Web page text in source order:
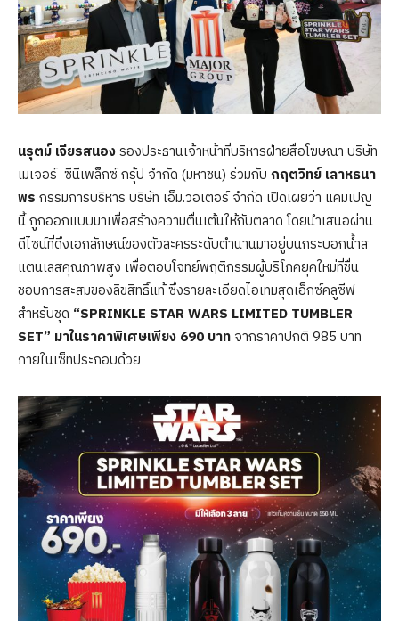
นรุตม์ เจียรสนองรองประธานเจ้าหน้าที่บริหารฝ่ายสื่อโฆษณา บริษัท
เมเจอร์ ซีนีเพล็กซ์ กรุ้ป จำกัด (มหาชน) ร่วมกับ กฤตวิทย์ เลาหธนา
พร กรรมการบริหาร บริษัท เอ็ม.วอเตอร์ จำกัด เปิดเผยว่า แคมเปญ
นี้ ถูกออกแบบมาเพื่อสร้างความตื่นเต้นให้กับตลาด โดยนำเสนอผ่าน
ดีไซน์ที่ดึงเอกลักษณ์ของตัวละครระดับตำนานมาอยู่บนกระบอกน้ำส
แตนเลสคุณภาพสูง เพื่อตอบโจทย์พฤติกรรมผู้บริโภคยุคใหม่ที่ชื่น
ชอบการสะสมของลิขสิทธิ์แท้ ซึ่งรายละเอียดไอเทมสุดเอ็กซ์คลูซีฟ
สำหรับชุด “SPRINKLE STAR WARS LIMITED TUMBLER
SET” มาในราคาพิเศษเพียง 690 บาท จากราคาปกติ 985 บาท
ภายในเซ็ทประกอบด้วย